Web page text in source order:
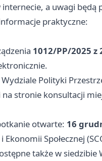
a uwagi
praktyczne:
1012/PP/2025 z
Polityki
stronie konsultacji
otwarte: 16
Społecznej
także w siedzibie